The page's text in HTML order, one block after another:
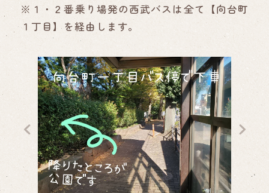
※１・２番乗り場発の西武バスは全て【向台町
１丁目】を経由します。